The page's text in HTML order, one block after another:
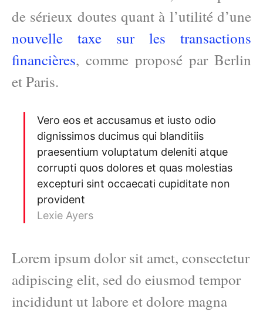
de sérieux doutes quant à l’utilité d’une
nouvelle taxe sur les transactions
financières, comme proposé par Berlin
et Paris.
Vero eos et accusamus et iusto odio
dignissimos ducimus qui blanditiis
praesentium voluptatum deleniti atque
corrupti quos dolores et quas molestias
excepturi sint occaecati cupiditate non
provident
Lexie Ayers
Lorem ipsum dolor sit amet, consectetur
adipiscing elit, sed do eiusmod tempor
incididunt ut labore et dolore magna